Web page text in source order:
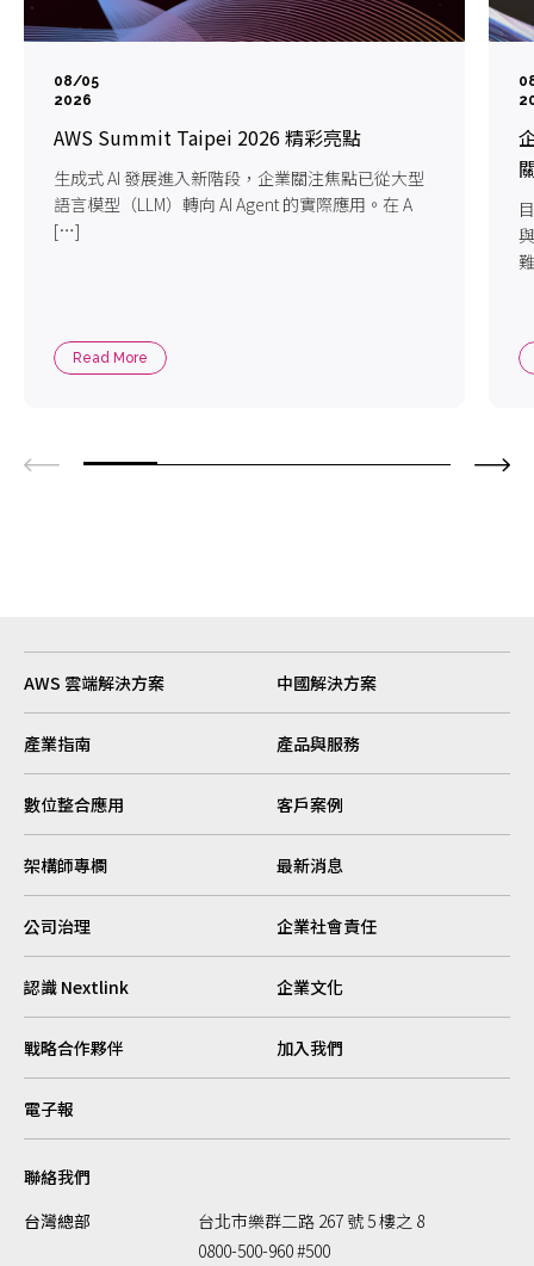
08/05
2026
AWS Summit Taipei 2026 精彩亮點
生成式 AI 發展進入新階段，企業關注焦點已從大型
語言模型（LLM）轉向 AI Agent 的實際應用。在 A
[…]
Read More
AWS 雲端解決方案 中國解決方案
產業指南 產品與服務
數位整合應用 客戶案例
架構師專欄 最新消息
公司治理 企業社會責任
認識 Nextlink 企業文化
戰略合作夥伴 加入我們
電子報
聯絡我們
台灣總部
台北市樂群二路 267 號 5 樓之 8
0800-500-960 #500